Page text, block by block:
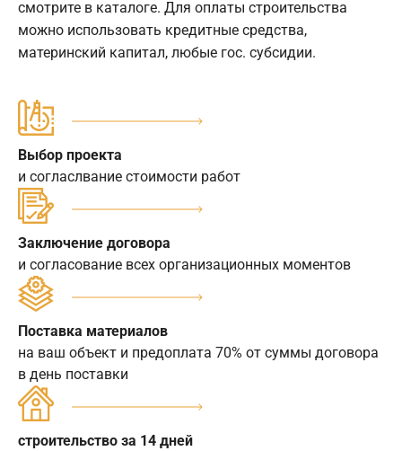
смотрите в каталоге. Для оплаты строительства
можно использовать кредитные средства,
материнский капитал, любые гос. субсидии.
Выбор проекта
и согласлвание стоимости работ
Заключение договора
и согласование всех организационных моментов
Поставка материалов
на ваш объект и предоплата 70% от суммы договора
в день поставки
строительство за 14 дней